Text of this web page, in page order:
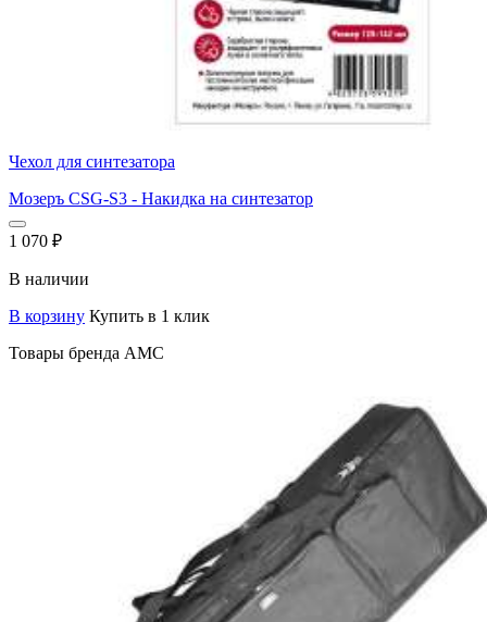
Чехол для синтезатора
Мозеръ CSG-S3 - Накидка на синтезатор
1 070 ₽
В наличии
В корзину Купить в 1 клик
Товары бренда AMC